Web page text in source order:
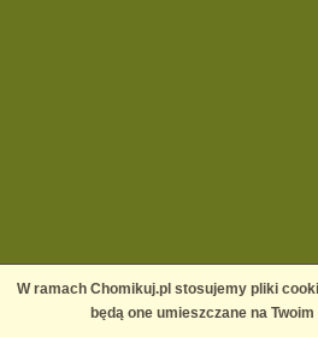
W ramach Chomikuj.pl stosujemy pliki
będą one umieszczane na